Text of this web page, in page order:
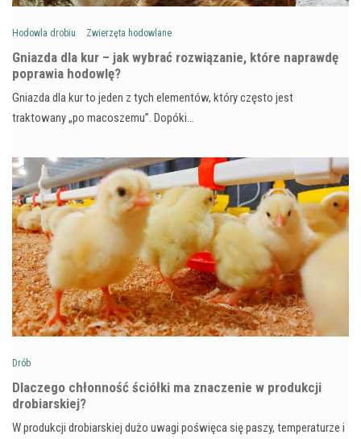
Hodowla drobiu Zwierzęta hodowlane
Gniazda dla kur – jak wybrać rozwiązanie, które naprawdę
poprawia hodowlę?
Gniazda dla kur to jeden z tych elementów, który często jest
traktowany „po macoszemu”. Dopóki…
Drób
Dlaczego chłonność ściółki ma znaczenie w produkcji
drobiarskiej?
W produkcji drobiarskiej dużo uwagi poświęca się paszy, temperaturze i